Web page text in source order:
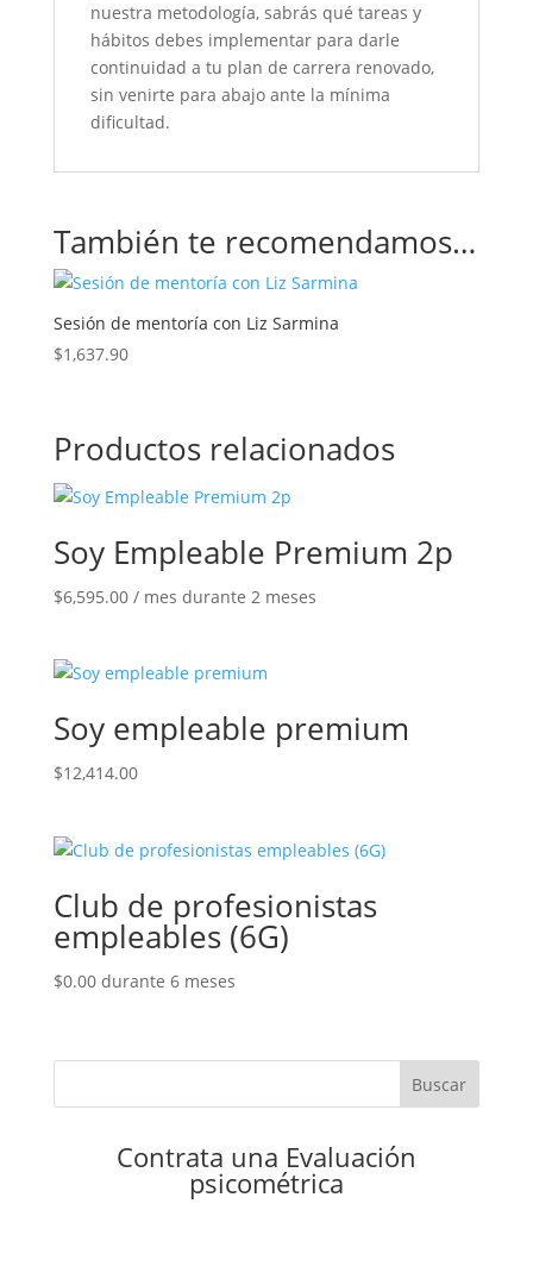
nuestra metodología, sabrás qué tareas y
hábitos debes implementar para darle
continuidad a tu plan de carrera renovado,
sin venirte para abajo ante la mínima
dificultad.
También te recomendamos…
Sesión de mentoría con Liz Sarmina
$1,637.90
Productos relacionados
Soy Empleable Premium 2p
$6,595.00 / mes durante 2 meses
Soy empleable premium
$12,414.00
Club de profesionistas
empleables (6G)
$0.00 durante 6 meses
Buscar
Contrata una Evaluación
psicométrica